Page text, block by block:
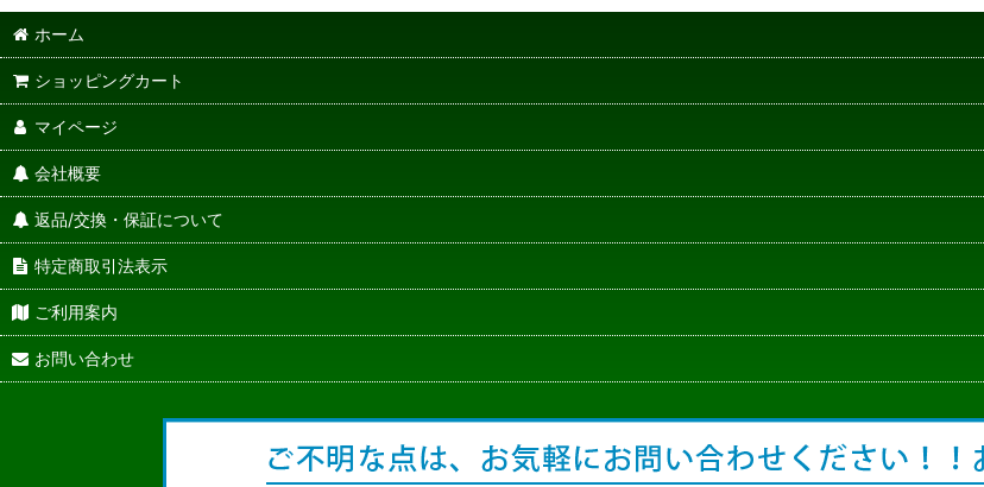
ホーム
ショッピングカート
マイページ
会社概要
返品/交換・保証について
特定商取引法表示
ご利用案内
お問い合わせ